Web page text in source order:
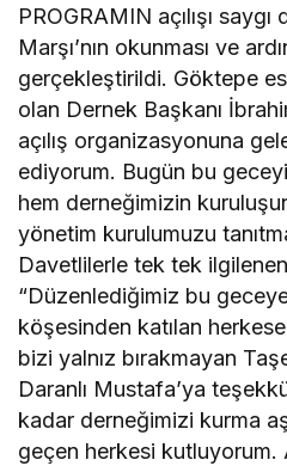
PROGRAMIN açılışı
Marşı’nın okunması ve
gerçekleştirildi. Göktepe
olan Dernek Başkanı
açılış organizasyonuna
ediyorum. Bugün bu
hem derneğimizin
yönetim kurulumuzu
Davetlilerle tek tek
“Düzenlediğimiz bu
köşesinden katılan
bizi yalnız bırakmayan
Daranlı Mustafa’ya
kadar derneğimizi kurma
geçen herkesi kutluyorum.